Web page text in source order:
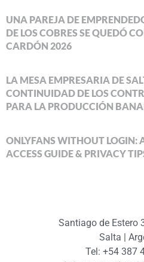
UNA PAREJA DE
DE LOS COBRES SE QUEDÓ
CARDÓN 2026
LA MESA EMPRESARIA DE
CONTINUIDAD DE LOS
PARA LA PRODUCCIÓN
ONLYFANS WITHOUT LOGIN:
ACCESS GUIDE & PRIVACY
Santiago de Estero
Salta |
Tel: +54 387